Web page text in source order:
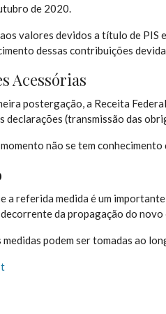
de 2020.
valores devidos a título de
dessas contribuições
Acessórias
postergação, a Receita
declarações (transmissão das
não se tem
a referida medida é um
da propagação do
medidas podem ser tomadas ao